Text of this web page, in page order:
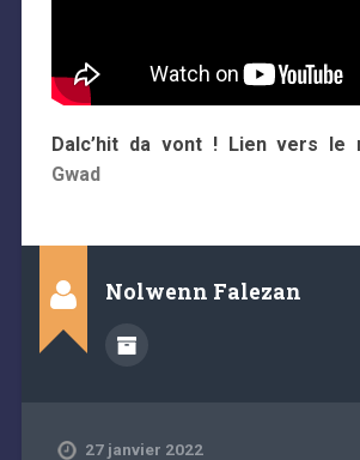
Dalc’hit da vont ! Lien vers le
Gwad
Nolwenn Falezan
27 janvier 2022